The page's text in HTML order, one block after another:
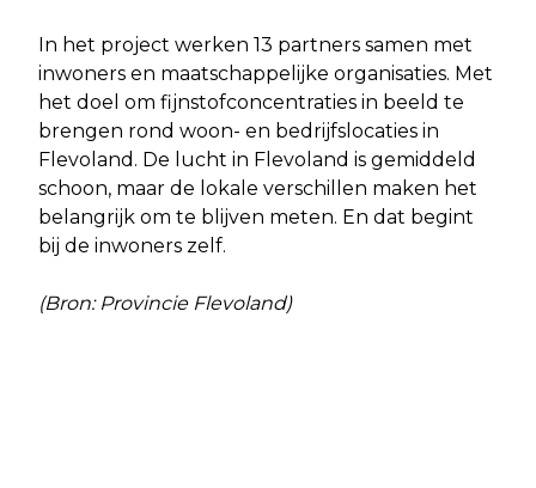
In het project werken 13 partners samen met
inwoners en maatschappelijke organisaties. Met
het doel om fijnstofconcentraties in beeld te
brengen rond woon- en bedrijfslocaties in
Flevoland. De lucht in Flevoland is gemiddeld
schoon, maar de lokale verschillen maken het
belangrijk om te blijven meten. En dat begint
bij de inwoners zelf.
(Bron: Provincie Flevoland)